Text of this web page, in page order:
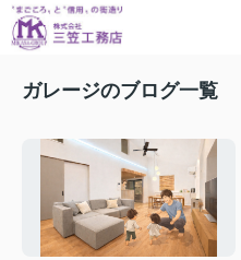
ガレージのブログ一覧